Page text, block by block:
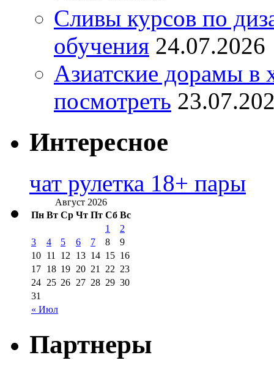
Сливы курсов по
обучения 24.07.2026
Азиатские дорамы в
посмотреть
Интересное
чат рулетка 18+ пары
Август 2026
Пн Вт Ср Чт Пт Сб Вс
« Июл
1
2
3
4 5 6 7 8
9
10 11 12 13 14 15 16
17 18 19 20 21 22 23
24 25 26 27 28 29 30
31
Партнеры